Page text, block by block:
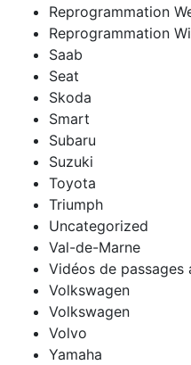
Reprogrammation
Reprogrammation
Saab
Seat
Skoda
Smart
Subaru
Suzuki
Toyota
Triumph
Uncategorized
Val-de-Marne
Vidéos de passages
Volkswagen
Volkswagen
Volvo
Yamaha